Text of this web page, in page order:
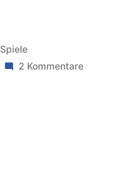
Veröffentlicht
unter
Spiele
2 Kommentarezu